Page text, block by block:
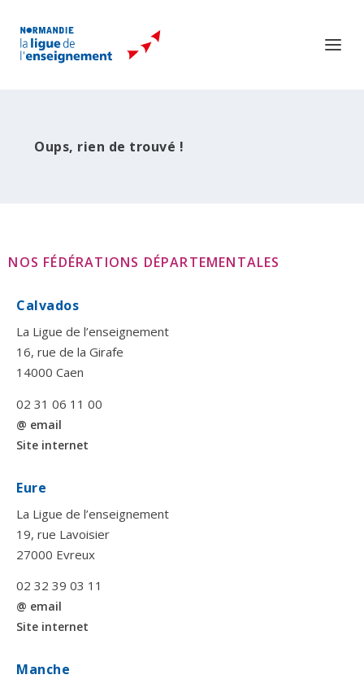
Oups, rien de trouvé !
NOS FÉDÉRATIONS DÉPARTEMENTALES
Calvados
La Ligue de l’enseignement
16, rue de la Girafe
14000 Caen
02 31 06 11 00
@ email
Site internet
Eure
La Ligue de l’enseignement
19, rue Lavoisier
27000 Evreux
02 32 39 03 11
@ email
Site internet
Manche